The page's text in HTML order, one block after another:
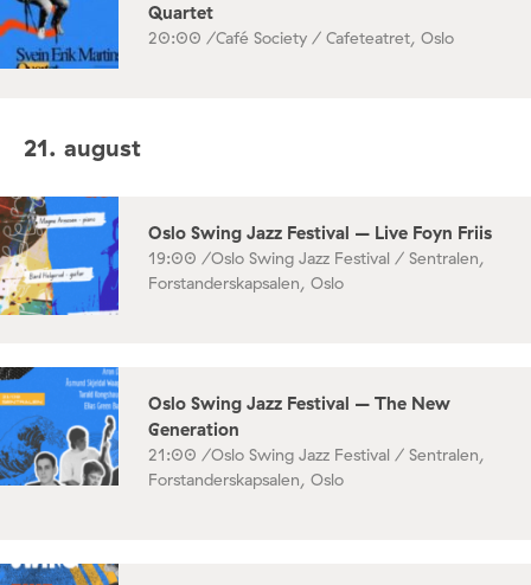
Quartet
20:00 /Café Society / Cafeteatret, Oslo
21. august
Oslo Swing Jazz Festival – Live Foyn Friis
19:00 /Oslo Swing Jazz Festival / Sentralen,
Forstanderskapsalen, Oslo
Oslo Swing Jazz Festival – The New
Generation
21:00 /Oslo Swing Jazz Festival / Sentralen,
Forstanderskapsalen, Oslo